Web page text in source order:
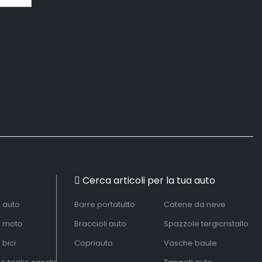
auto
moto
bici
Cerca articoli per la tua auto
Barre portatutto
Braccioli auto
Copriauto
Catene da neve
Spazzole tergicristallo
Vasche baule